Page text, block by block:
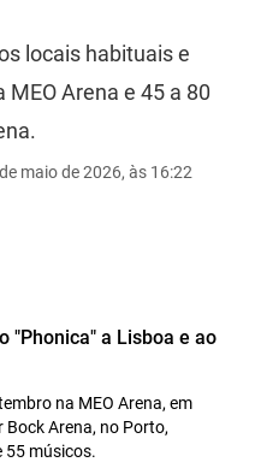
locais habituais e
Arena e 45 a 80
maio de 2026, às 16:22
"Phonica" a Lisboa e ao
na MEO Arena, em
Bock Arena, no Porto,
55 músicos.